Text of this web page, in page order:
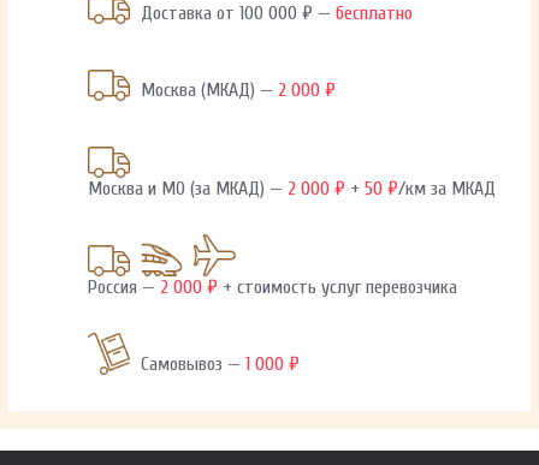
Доставка от 100 000 ₽ —бесплатно
Москва (МКАД) — 2 000 ₽
Москва и МО (за МКАД) — 2 000 ₽ +50 ₽/км за МКАД
Россия — 2 000 ₽ + стоимость услуг перевозчика
Самовывоз —1 000 ₽